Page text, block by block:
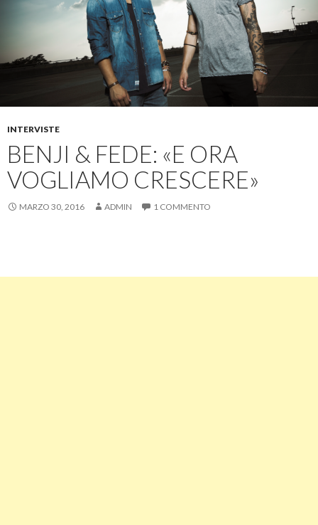
INTERVISTE
BENJI & FEDE: «E ORA
VOGLIAMO CRESCERE»
MARZO 30, 2016 ADMIN 1 COMMENTO